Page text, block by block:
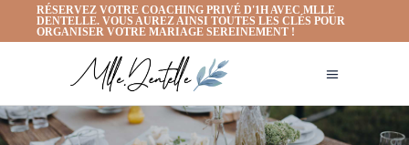
RÉSERVEZ VOTRE COACHING PRIVÉ D'1H AVEC MLLE
DENTELLE. VOUS AUREZ AINSI TOUTES LES CLÉS POUR
ORGANISER VOTRE MARIAGE SEREINEMENT !